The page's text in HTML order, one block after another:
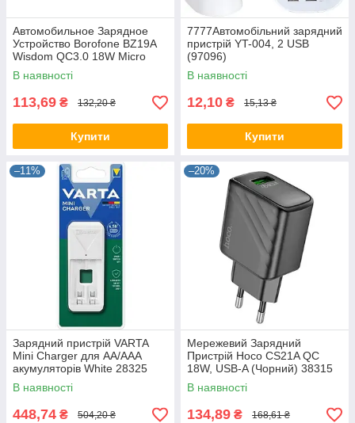
Автомобильное Зарядное
Устройство Borofone BZ19A
Wisdom QC3.0 18W Micro
(Сапфирово-синий)
В наявності
113,69 ₴ 132,20 ₴
Купити
7777Автомобільний зарядний
пристрій YT-004, 2 USB
(97096)
В наявності
12,10 ₴ 15,13 ₴
Купити
–11%
Зарядний пристрій VARTA
Mini Charger для АА/ААА
акумуляторів White 28325
В наявності
448,74 ₴ 504,20 ₴
–20%
Мережевий Зарядний
Пристрій Hoco CS21A QC
18W, USB-A (Чорний) 38315
В наявності
134,89 ₴ 168,61 ₴